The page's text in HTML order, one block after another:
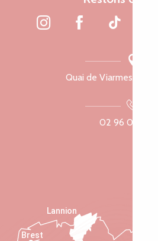
Quai de Viarmes,
02 96 05 60
Lannion
Brest